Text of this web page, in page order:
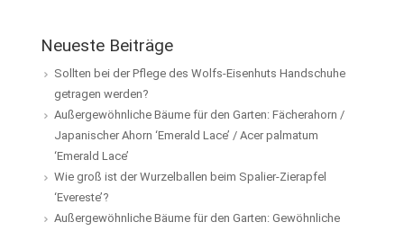
Neueste Beiträge
Sollten bei der Pflege des Wolfs-Eisenhuts Handschuhe
getragen werden?
Außergewöhnliche Bäume für den Garten: Fächerahorn /
Japanischer Ahorn ‘Emerald Lace’ / Acer palmatum
‘Emerald Lace’
Wie groß ist der Wurzelballen beim Spalier-Zierapfel
‘Evereste’?
Außergewöhnliche Bäume für den Garten: Gewöhnliche